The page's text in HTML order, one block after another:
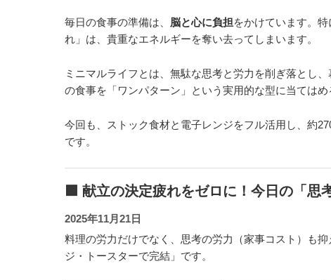
毎日の食事の準備は、 脳と心に負担をかけています。
れ」は、貴重なエネルギーを奪い去ってしまいます。
ミニマルライフとは、無駄な思考と労力を削ぎ落とし
の食事を「ワンパターン」という実用的な型に当てはめ
今回も、ストック食材と電子レンジをフル活用し、約
です。
🟩 献立の決定疲れをゼロに！今日の「思
2025年11月21日
料理の労力だけでなく、思考の労力（家事コスト）も
ジ・トースターで完結」です。